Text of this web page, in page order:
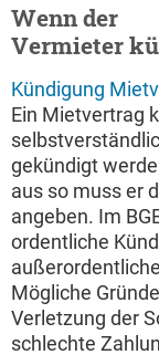
Wenn der
Vermieter
Kündigung
Ein Mietvertrag
gekündigt
aus so muss er
angeben. Im
ordentliche
Mögliche
Verletzung der
schlechte